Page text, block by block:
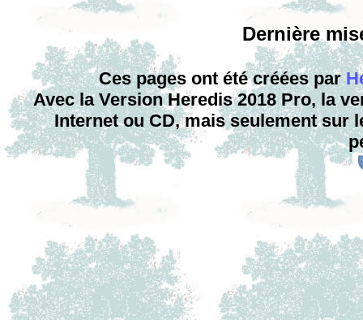
Dernière
Ces pages ont été créées par
Avec la Version Heredis 2018 Pro, la
Internet ou CD, mais seulement sur